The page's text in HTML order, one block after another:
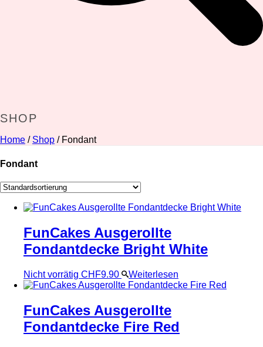
SHOP
Home / Shop / Fondant
Fondant
FunCakes Ausgerollte
Fondantdecke Bright White
Nicht vorrätig CHF9.90 Weiterlesen
FunCakes Ausgerollte
Fondantdecke Fire Red